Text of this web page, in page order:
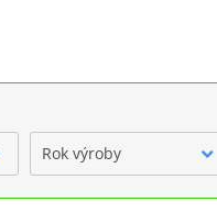
Rok výroby